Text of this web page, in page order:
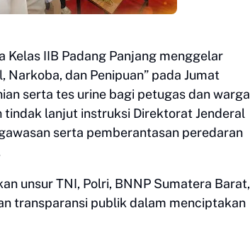
Kelas IIB Padang Panjang menggelar
dan Penipuan” pada Jumat
serta tes urine bagi petugas dan warga
tindak lanjut instruksi Direktorat Jenderal
serta pemberantasan peredaran
unsur TNI, Polri, BNNP Sumatera Barat,
transparansi publik dalam menciptakan